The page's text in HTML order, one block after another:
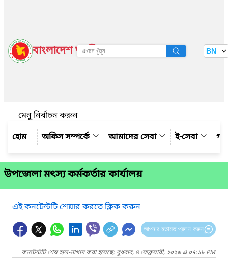
বাংলাদেশ জাতীয় তথ্য বাতায়ন BN
মেনু নির্বাচন করুন
অফিস সম্পর্কে
আমাদের সেবা ই-সেবা
উপজেলা মৎস্য কর্মকর্তার কার্যালয়
এই কনটেন্টটি শেয়ার করতে ক্লিক করুন
আপনার মতামত প্রদান করুন
কনটেন্টটি শেষ হাল-নাগাদ করা হয়েছে: বুধবার, ৪ ফেব্রুয়ারী, ২০২৬ এ ০৭:১৮ PM